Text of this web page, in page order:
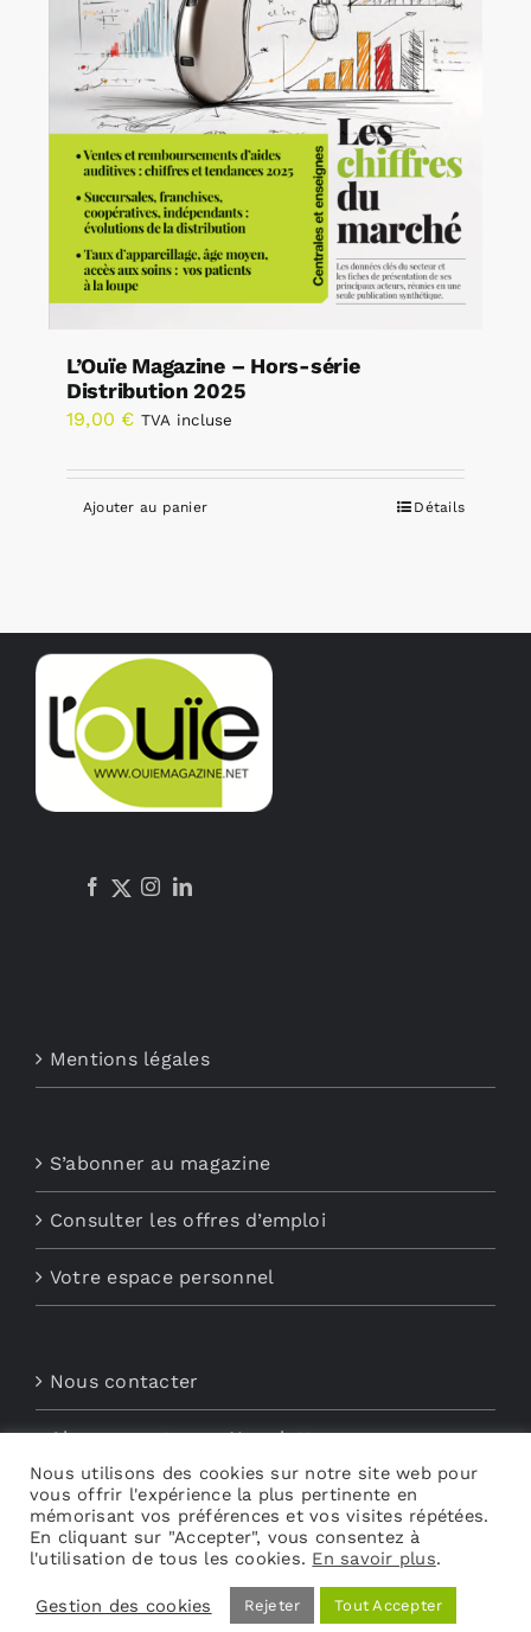
L’Ouïe Magazine – Hors-série
Distribution 2025
19,00 € TVA incluse
Ajouter au panier Détails
Mentions légales
S’abonner au magazine
Consulter les offres d’emploi
Votre espace personnel
Nous contacter
Abonnements aux Newsletters
Découvrez My Audio
Nous utilisons des cookies sur notre site web pour
vous offrir l'expérience la plus pertinente en
mémorisant vos préférences et vos visites répétées.
En cliquant sur "Accepter", vous consentez à
l'utilisation de tous les cookies. En savoir plus.
Gestion des cookies Rejeter Tout Accepter